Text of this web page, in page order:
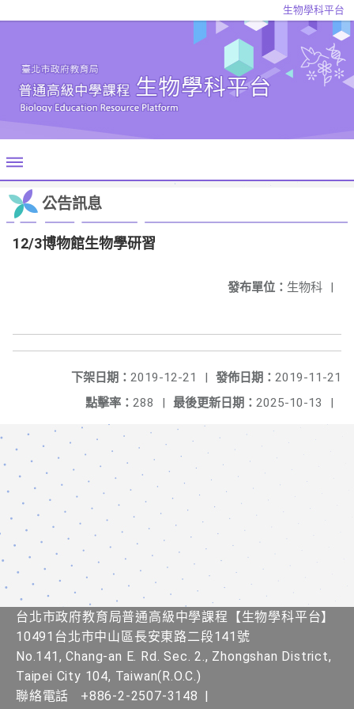
生物學科平台
公告訊息
12/3博物館生物學研習
發布單位： 生物科 |
發佈日期： 2019-11-21
下架日期： 2019-12-21
|
最後更新日期： 2025-10-13 |
點擊率： 288 |
台北市政府教育局普通高級中學課程​【生物學科平台】
10491台北市中山區長安東路二段141號
No.141, Chang-an E. Rd. Sec. 2., Zhongshan District,
Taipei City 104, Taiwan(R.O.C.)
聯絡電話
+886-2-2507-3148 |